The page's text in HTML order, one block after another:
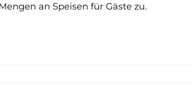
an Speisen für Gäste zu.